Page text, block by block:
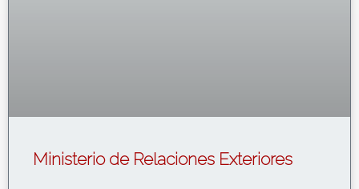
Ministerio de Relaciones Exteriores